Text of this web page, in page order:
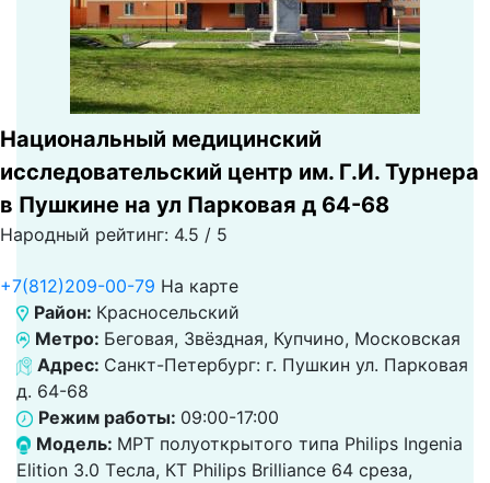
Национальный медицинский
исследовательский центр им. Г.И. Турнера
в Пушкине на ул Парковая д 64-68
Народный рейтинг: 4.5 / 5
+7(812)209-00-79 На карте
Район: Красносельский
Метро: Беговая, Звёздная, Купчино, Московская
Адрес: Санкт-Петербург: г. Пушкин ул. Парковая
д. 64-68
Режим работы: 09:00-17:00
Модель: МРТ полуоткрытого типа Philips Ingenia
Elition 3.0 Tесла, КТ Philips Brilliance 64 среза,